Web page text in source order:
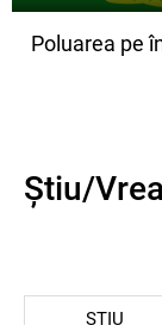
Poluarea pe
Știu/
ȘTIU